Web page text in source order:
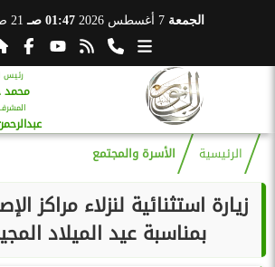
الجمعة 7 أغسطس 2026 01:47 صـ 21 صفر 1448
رئيس
الرئيسية الأسرة والمجتمع
زيارة استثنائية لنزلاء مراكز
بمناسبة عيد الميلاد المجيد